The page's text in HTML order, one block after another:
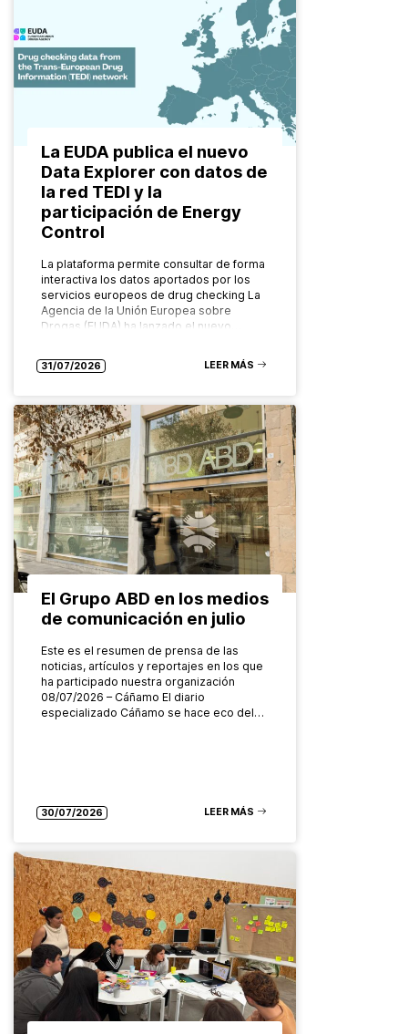
La EUDA publica el nuevo
Data Explorer con datos de
la red TEDI y la
participación de Energy
Control
La plataforma permite consultar de forma
interactiva los datos aportados por los
servicios europeos de drug checking La
Agencia de la Unión Europea sobre
Drogas (EUDA) ha lanzado el nuevo…
31/07/2026 LEER MÁS
El Grupo ABD en los medios
de comunicación en julio
Este es el resumen de prensa de las
noticias, artículos y reportajes en los que
ha participado nuestra organización
08/07/2026 – Cáñamo El diario
especializado Cáñamo se hace eco del…
30/07/2026 LEER MÁS